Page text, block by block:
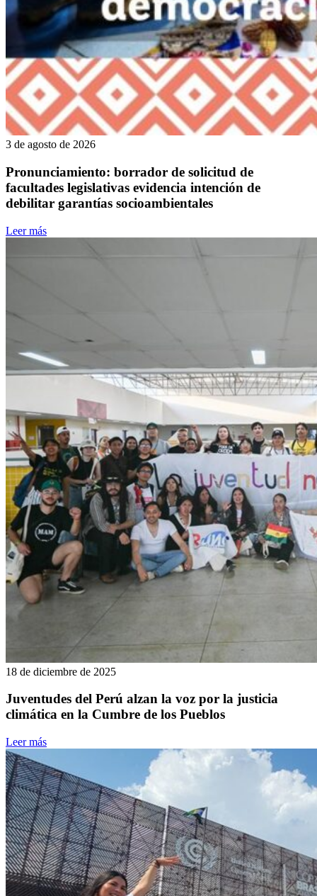
3 de agosto de 2026
Pronunciamiento: borrador de solicitud de
facultades legislativas evidencia intención de
debilitar garantías socioambientales
Leer más
18 de diciembre de 2025
Juventudes del Perú alzan la voz por la justicia
climática en la Cumbre de los Pueblos
Leer más